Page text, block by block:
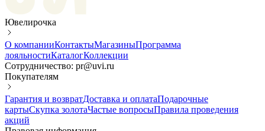
Ювелирочка
О компанииКонтактыМагазиныПрограмма
лояльностиКаталогКоллекции
Сотрудничество: pr@uvi.ru
Покупателям
Гарантия и возвратДоставка и оплатаПодарочные
картыСкупка золотаЧастые вопросыПравила проведения
акций